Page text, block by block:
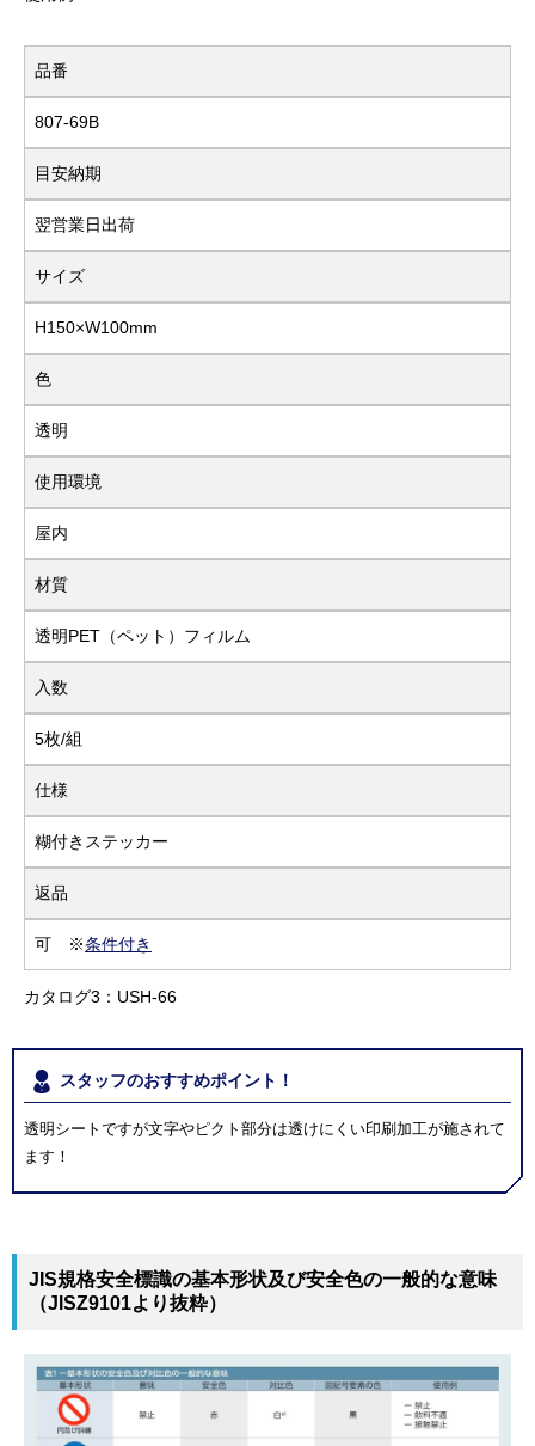
品番
807-69B
目安納期
翌営業日出荷
サイズ
H150×W100mm
色
透明
使用環境
屋内
材質
透明PET（ペット）フィルム
入数
5枚/組
仕様
糊付きステッカー
返品
可 ※条件付き
カタログ3：USH-66
スタッフのおすすめポイント！
透明シートですが文字やピクト部分は透けにくい印刷加工が施されて
ます！
JIS規格安全標識の基本形状及び安全色の一般的な意味
（JISZ9101より抜粋）